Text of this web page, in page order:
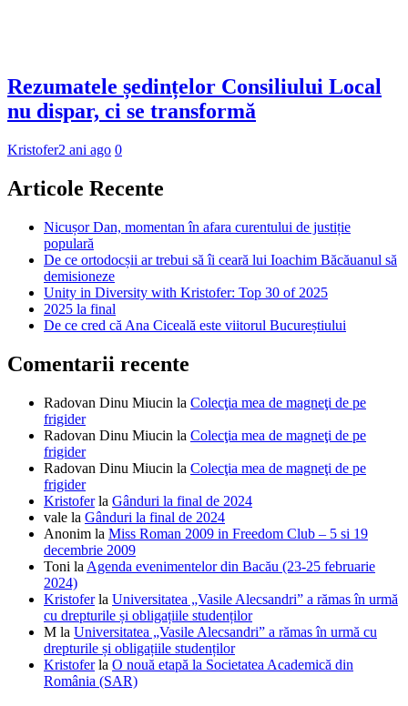
Rezumatele ședințelor Consiliului Local
nu dispar, ci se transformă
Kristofer2 ani ago 0
Articole Recente
Nicușor Dan, momentan în afara curentului de justiție
populară
De ce ortodocșii ar trebui să îi ceară lui Ioachim Băcăuanul să
demisioneze
Unity in Diversity with Kristofer: Top 30 of 2025
2025 la final
De ce cred că Ana Ciceală este viitorul Bucureștiului
Comentarii recente
Radovan Dinu Miucin la Colecţia mea de magneţi de pe
frigider
Radovan Dinu Miucin la Colecţia mea de magneţi de pe
frigider
Radovan Dinu Miucin la Colecţia mea de magneţi de pe
frigider
Kristoferla Gânduri la final de 2024
vale la Gânduri la final de 2024
Anonim la Miss Roman 2009 in Freedom Club – 5 si 19
decembrie 2009
Toni la Agenda evenimentelor din Bacău (23-25 februarie
2024)
Kristoferla Universitatea „Vasile Alecsandri” a rămas în urmă
cu drepturile și obligațiile studenților
M la Universitatea „Vasile Alecsandri” a rămas în urmă cu
drepturile și obligațiile studenților
Kristoferla O nouă etapă la Societatea Academică din
România (SAR)